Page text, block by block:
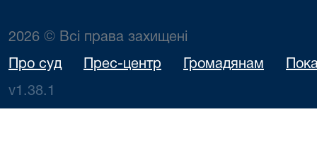
2026 © Всі права захищені
Про суд Прес-центр Громадянам
v1.38.1